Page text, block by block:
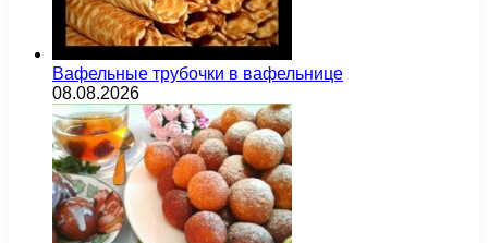
Вафельные трубочки в вафельнице
08.08.2026